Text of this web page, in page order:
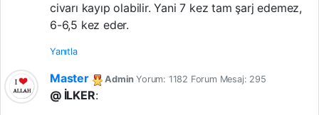
civarı kayıp olabilir. Yani 7 kez tam şarj edemez,
6-6,5 kez eder.
Yanıtla
Master AdminYorum: 1182 Forum Mesaj: 295
@ İLKER: